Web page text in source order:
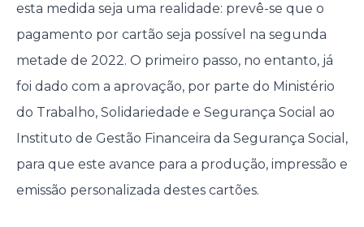
esta medida seja uma realidade: prevê-se que o
pagamento por cartão seja possível na segunda
metade de 2022. O primeiro passo, no entanto, já
foi dado com a aprovação, por parte do Ministério
do Trabalho, Solidariedade e Segurança Social ao
Instituto de Gestão Financeira da Segurança Social,
para que este avance para a produção, impressão e
emissão personalizada destes cartões.